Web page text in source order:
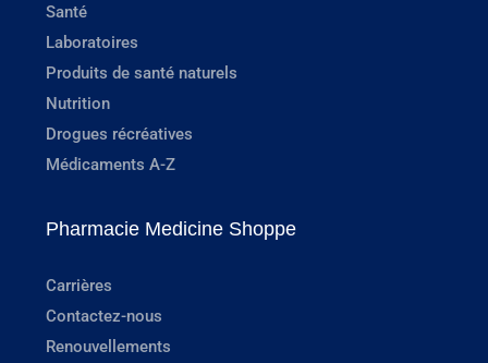
Santé
Laboratoires
Produits de santé naturels
Nutrition
Drogues récréatives
Médicaments A-Z
Pharmacie Medicine Shoppe
Carrières
Contactez-nous
Renouvellements